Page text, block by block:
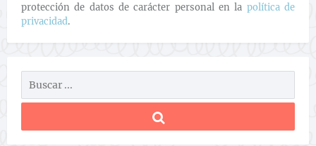
protección de datos de carácter personal en la política de
privacidad.